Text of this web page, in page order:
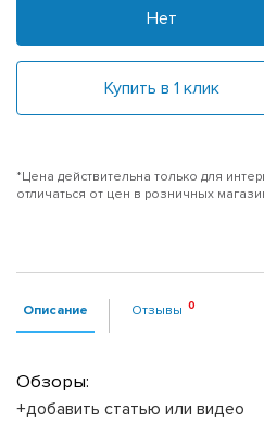
Нет
Купить в 1 клик
*Цена действительна только для
отличаться от цен в розничных
Описание Отзывы
Обзоры:
+добавить статью или видео